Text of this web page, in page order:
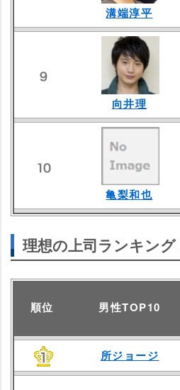
溝端淳平
向井理
亀梨和也
理想の上司ランキン
順位 男性TOP10
所ジョージ